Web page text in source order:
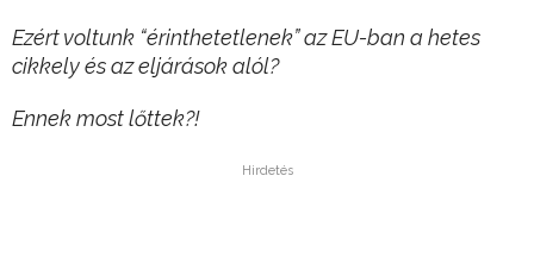
Ezért voltunk “érinthetetlenek” az EU-ban a hetes
cikkely és az eljárások alól?
Ennek most lőttek?!
Hirdetés